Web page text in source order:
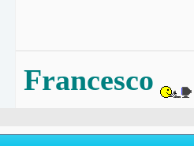
Francesco